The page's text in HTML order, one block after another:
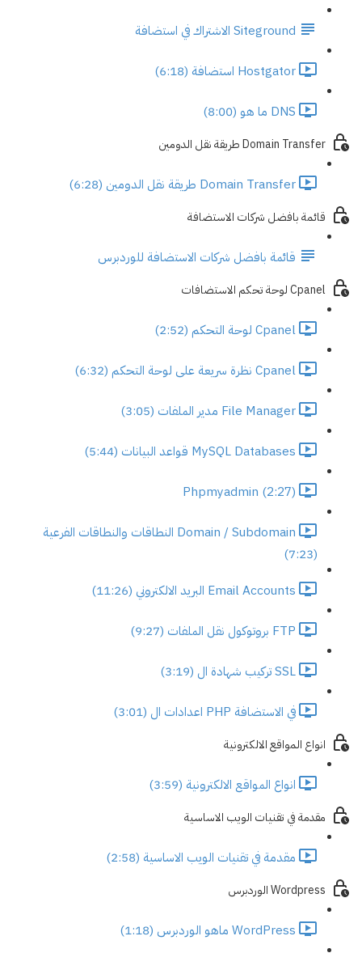
Siteground الاشتراك في استضافة
Hostgator استضافة (6:18)
DNS ما هو (8:00)
Domain Transfer طريقة نقل الدومين
Domain Transfer طريقة نقل الدومين (6:28)
قائمة بافضل شركات الاستضافة
قائمة بافضل شركات الاستضافة للوردبرس
Cpanel لوحة تحكم الاستضافات
Cpanel لوحة التحكم (2:52)
Cpanel نظرة سريعة على لوحة التحكم (6:32)
File Manager مدير الملفات (3:05)
MySQL Databases قواعد البيانات (5:44)
Phpmyadmin (2:27)
Domain / Subdomain النطاقات والنطاقات الفرعية
(7:23)
Email Accounts البريد الالكتروني (11:26)
FTP بروتوكول نقل الملفات (9:27)
SSL تركيب شهادة ال (3:19)
في الاستضافة PHP اعدادات ال (3:01)
انواع المواقع الالكترونية
انواع المواقع الالكترونية (3:59)
مقدمة في تقنيات الويب الاساسية
مقدمة في تقنيات الويب الاساسية (2:58)
Wordpress الوردبرس
WordPress ماهو الوردبرس (1:18)